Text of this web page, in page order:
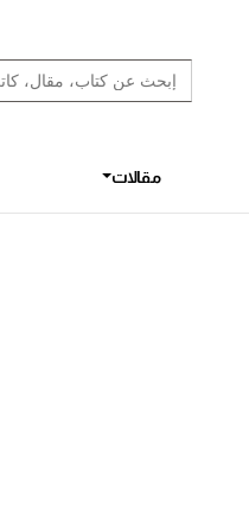
Search
for:
Search Button
مقالات